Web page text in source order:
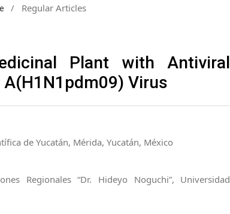
/ Regular Articles
Plant with Antiviral
Virus
de Yucatán, Mérida, Yucatán, México
Regionales “Dr. Hideyo Noguchi”, Universidad